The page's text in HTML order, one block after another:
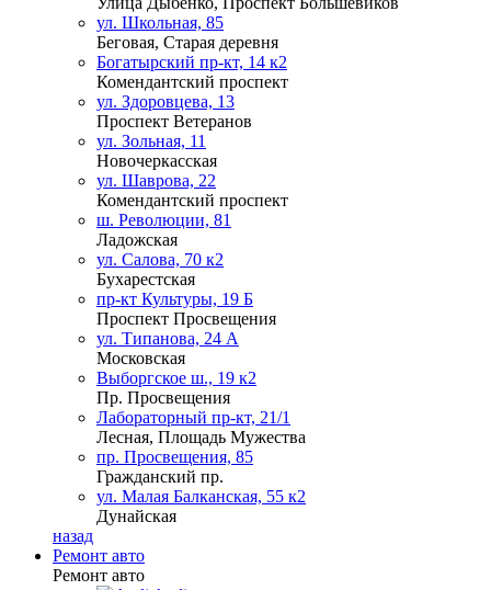
ул. Школьная, 85
Беговая, Старая деревня
Богатырский пр-кт, 14 к2
Комендантский проспект
ул. Здоровцева, 13
Проспект Ветеранов
ул. Зольная, 11
Новочеркасская
ул. Шаврова, 22
Комендантский проспект
ш. Революции, 81
Ладожская
ул. Салова, 70 к2
Бухарестская
пр-кт Культуры, 19 Б
Проспект Просвещения
ул. Типанова, 24 А
Московская
Выборгское ш., 19 к2
Пр. Просвещения
Лабораторный пр-кт, 21/1
Лесная, Площадь Мужества
пр. Просвещения, 85
Гражданский пр.
ул. Малая Балканская, 55 к2
Дунайская
назад
Ремонт авто
Ремонт авто